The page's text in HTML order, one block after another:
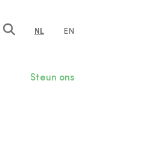
NL EN
Steun ons